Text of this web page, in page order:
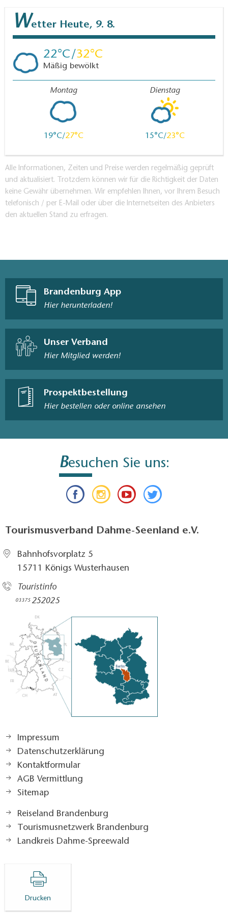
"TourenAtlas Wasserwandern / TA5 Berlin-
Brandenburg mit Spreewald: Oder, Havel, Spree +
Jübermann, Auflage: 5 (5. Juli 2013), ISBN-13: 978-
3929540666, 25,- Euro
Wetter Heute, 9. 8.
22 32
Mäßig bewölkt
Montag
19 27
Dienstag
15 23
Alle Informationen, Zeiten und Preise werden regelmäßig geprüft
und aktualisiert. Trotzdem können wir für die Richtigkeit der Daten
keine Gewähr übernehmen. Wir empfehlen Ihnen, vor Ihrem Besuch
telefonisch / per E-Mail oder über die Internetseiten des Anbieters
den aktuellen Stand zu erfragen.
Brandenburg App
Hier herunterladen!
Unser Verband
Hier Mitglied werden!
Prospektbestellung
Hier bestellen oder online ansehen
Besuchen Sie uns:
Tourismusverband Dahme-Seenland e.V.
Bahnhofsvorplatz 5​
15711 Königs Wusterhausen
Touristinfo
03375252025​
Impressum
Datenschutzerklärung
Kontaktformular
AGB Vermittlung
Sitemap
Reiseland Brandenburg
Tourismusnetzwerk Brandenburg
Landkreis Dahme-Spreewald
Drucken